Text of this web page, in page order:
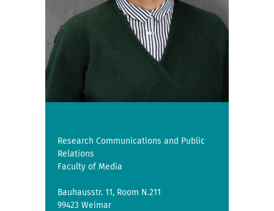
Research Communications and Public
Relations
Faculty of Media
Bauhausstr. 11, Room N.211
99423 Weimar